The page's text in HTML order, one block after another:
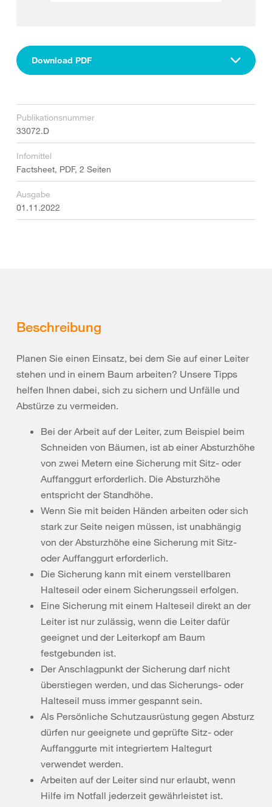
Download PDF
Publikationsnummer
33072.D
Infomittel
Factsheet, PDF, 2 Seiten
Ausgabe
01.11.2022
Beschreibung
Planen Sie einen Einsatz, bei dem Sie auf einer Leiter
stehen und in einem Baum arbeiten? Unsere Tipps
helfen Ihnen dabei, sich zu sichern und Unfälle und
Abstürze zu vermeiden.
Bei der Arbeit auf der Leiter, zum Beispiel beim
Schneiden von Bäumen, ist ab einer Absturzhöhe
von zwei Metern eine Sicherung mit Sitz- oder
Auffanggurt erforderlich. Die Absturzhöhe
entspricht der Standhöhe.
Wenn Sie mit beiden Händen arbeiten oder sich
stark zur Seite neigen müssen, ist unabhängig
von der Absturzhöhe eine Sicherung mit Sitz-
oder Auffanggurt erforderlich.
Die Sicherung kann mit einem verstellbaren
Halteseil oder einem Sicherungsseil erfolgen.
Eine Sicherung mit einem Halteseil direkt an der
Leiter ist nur zulässig, wenn die Leiter dafür
geeignet und der Leiterkopf am Baum
festgebunden ist.
Der Anschlagpunkt der Sicherung darf nicht
überstiegen werden, und das Sicherungs- oder
Halteseil muss immer gespannt sein.
Als Persönliche Schutzausrüstung gegen Absturz
dürfen nur geeignete und geprüfte Sitz- oder
Auffanggurte mit integriertem Haltegurt
verwendet werden.
Arbeiten auf der Leiter sind nur erlaubt, wenn
Hilfe im Notfall jederzeit gewährleistet ist.